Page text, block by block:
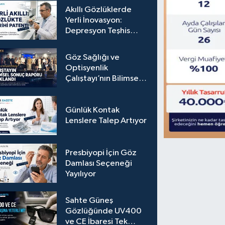
Akıllı Gözlüklerde
Yerli İnovasyon:
Depresyon Teşhis
Göz Sağlığı ve
Optisyenlik
Çalıştayı’nın Bilimsel
Günlük Kontak
Lenslere Talep Artıyor
Presbiyopi İçin Göz
Damlası Seçeneği
Yayılıyor
Sahte Güneş
Gözlüğünde UV400
ve CE İbaresi Tek